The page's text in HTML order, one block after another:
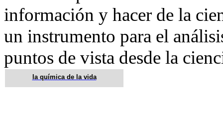
información y hacer de la
un instrumento para el
puntos de vista desde la
la química de la vida